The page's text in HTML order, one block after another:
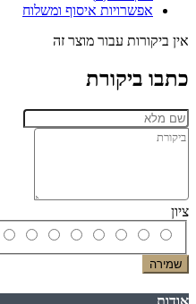
אפשרויות איסוף ומשלוח
אין ביקורות עבור מוצר זה
כתבו ביקורת
ציון
שמירה
אודות